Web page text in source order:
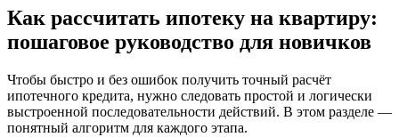
Как рассчитать ипотеку на квартиру:
пошаговое руководство для новичков
Чтобы быстро и без ошибок получить точный расчёт
ипотечного кредита, нужно следовать простой и логически
выстроенной последовательности действий. В этом разделе —
понятный алгоритм для каждого этапа.